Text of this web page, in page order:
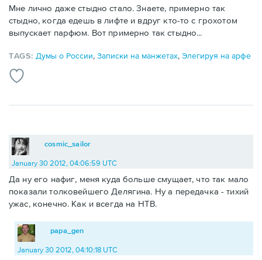
Мне лично даже стыдно стало. Знаете, примерно так
стыдно, когда едешь в лифте и вдруг кто-то с грохотом
выпускает парфюм. Вот примерно так стыдно...
TAGS: Думы о России,Записки на манжетах,Элегируя на арфе
cosmic_sailor
January 30 2012, 04:06:59 UTC
Да ну его нафиг, меня куда больше смущает, что так мало
показали толковейшего Делягина. Ну а передачка - тихий
ужас, конечно. Как и всегда на НТВ.
papa_gen
January 30 2012, 04:10:18 UTC